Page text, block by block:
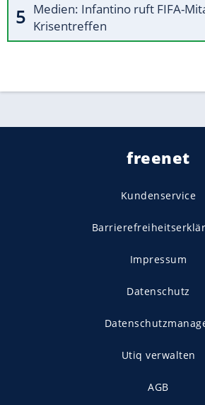
Medien: Infantino ruft FIFA-
Krisentreffen
freenet
Kundenservice
Impressum
Datenschutz
Utiq verwalten
AGB